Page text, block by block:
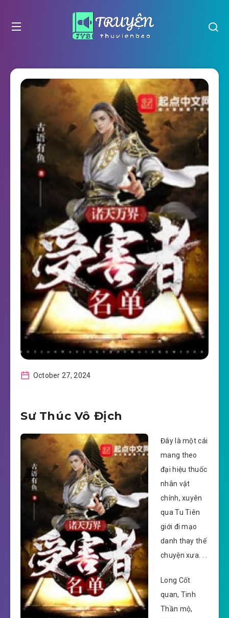
October 27, 2024
Sư Thúc Vô Địch
Đây là một cái
mang theo
đại hiệu thuốc
nhân vật
chính, xuyên
qua Tu Tiên
giới đi mạo
danh thay thế
chuyện xưa. . .
Long Cốt
quan, Tinh
Thần mộ,